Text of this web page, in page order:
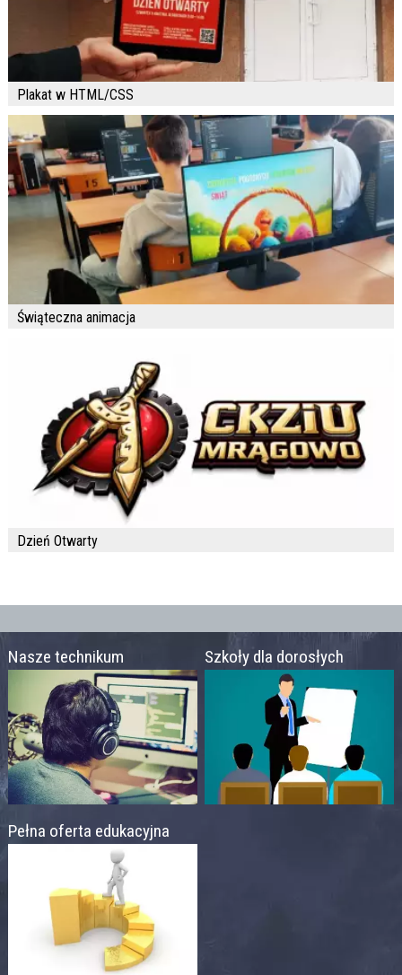
Plakat w HTML/CSS
Świąteczna animacja
Dzień Otwarty
Nasze technikum Szkoły dla dorosłych
Pełna oferta edukacyjna